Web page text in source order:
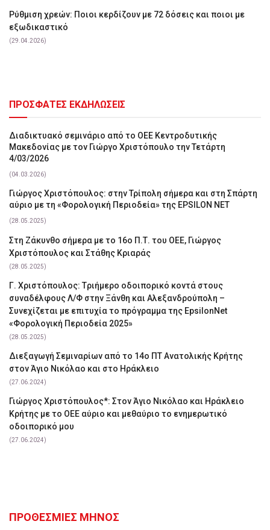
Ρύθμιση χρεών: Ποιοι κερδίζουν με 72 δόσεις και ποιοι με
εξωδικαστικό
(29.04.2026)
ΠΡΟΣΦΑΤΕΣ ΕΚΔΗΛΩΣΕΙΣ
Διαδικτυακό σεμινάριο από το ΟΕΕ Κεντροδυτικής
Μακεδονίας με τον Γιώργο Χριστόπουλο την Τετάρτη
4/03/2026
(04.03.2026)
Γιώργος Χριστόπουλος: στην Τρίπολη σήμερα και στη Σπάρτη
αύριο με τη «Φορολογική Περιοδεία» της EPSILON NET
(28.05.2025)
Στη Ζάκυνθο σήμερα με το 16ο Π.Τ. του ΟΕΕ, Γιώργος
Χριστόπουλος και Στάθης Κριαράς
(28.05.2025)
Γ. Χριστόπουλος: Tριήμερο οδοιπορικό κοντά στους
συναδέλφους Λ/Φ στην Ξάνθη και Αλεξανδρούπολη –
Συνεχίζεται με επιτυχία το πρόγραμμα της EpsilonNet
«Φορολογική Περιοδεία 2025»
(28.05.2025)
Διεξαγωγή Σεμιναρίων από το 14ο ΠΤ Ανατολικής Κρήτης
στον Άγιο Νικόλαο και στο Ηράκλειο
(27.06.2024)
Γιώργος Χριστόπουλος*: Στον Άγιο Νικόλαο και Ηράκλειο
Κρήτης με το ΟΕΕ αύριο και μεθαύριο το ενημερωτικό
οδοιπορικό μου
(27.06.2024)
ΠΡΟΘΕΣΜΙΕΣ ΜΗΝΟΣ